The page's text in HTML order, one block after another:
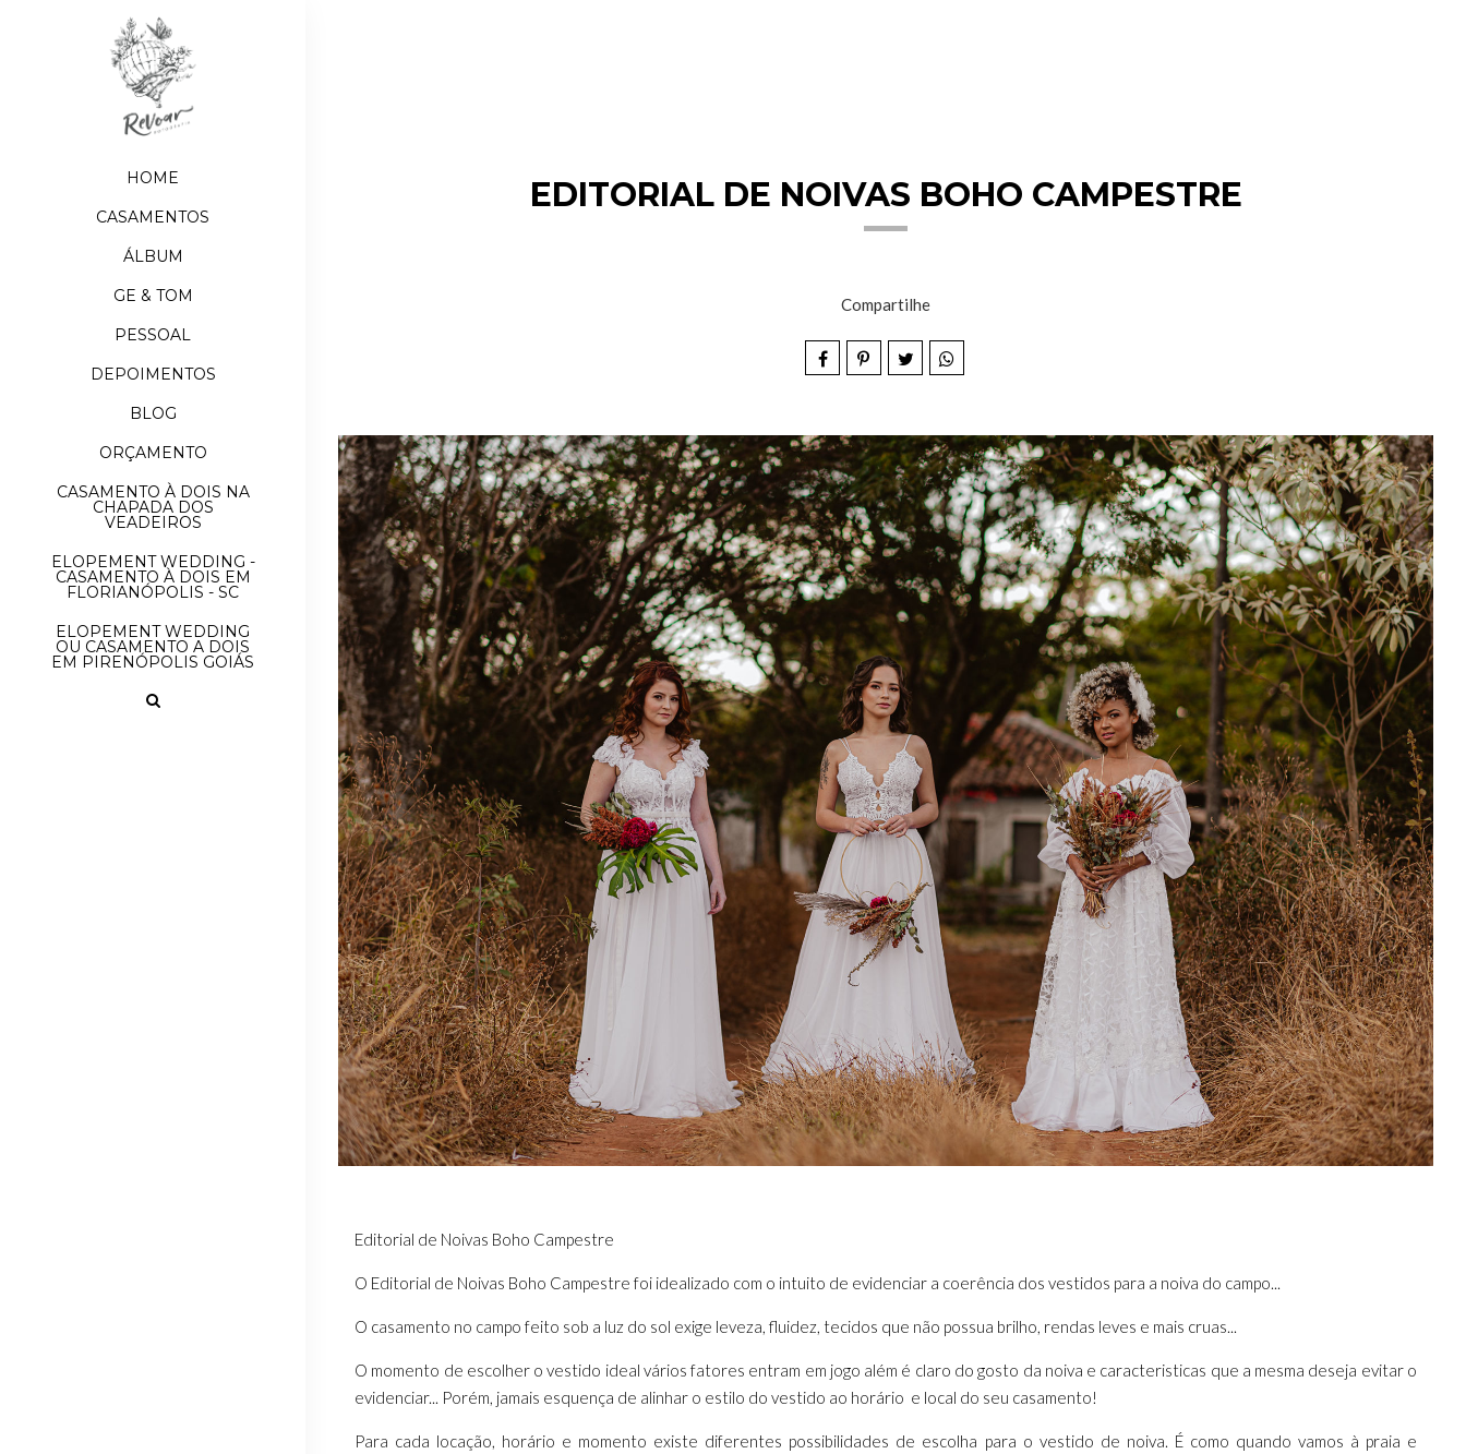
HOME
CASAMENTOS
ÁLBUM
GE & TOM
PESSOAL
DEPOIMENTOS
BLOG
ORÇAMENTO
CASAMENTO À DOIS NA
CHAPADA DOS
VEADEIROS
ELOPEMENT WEDDING -
CASAMENTO À DOIS EM
FLORIANÓPOLIS - SC
ELOPEMENT WEDDING
OU CASAMENTO A DOIS
EM PIRENÓPOLIS GOIÁS
EDITORIAL DE NOIVAS BOHO CAMPESTRE
Compartilhe
Editorial de Noivas Boho Campestre
O Editorial de Noivas Boho Campestre foi idealizado com o intuito de evidenciar a coerência dos vestidos para a noiva do campo...
O casamento no campo feito sob a luz do sol exige leveza, fluidez, tecidos que não possua brilho, rendas leves e mais cruas...
O momento de escolher o vestido ideal vários fatores entram em jogo além é claro do gosto da noiva e caracteristicas que a mesma deseja evitar o
evidenciar... Porém, jamais esquença de alinhar o estilo do vestido ao horário e local do seu casamento!
Para cada locação, horário e momento existe diferentes possibilidades de escolha para o vestido de noiva. É como quando vamos à praia e